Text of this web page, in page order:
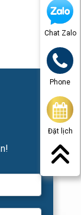
Chat Zalo
Phone
Đặt lịch